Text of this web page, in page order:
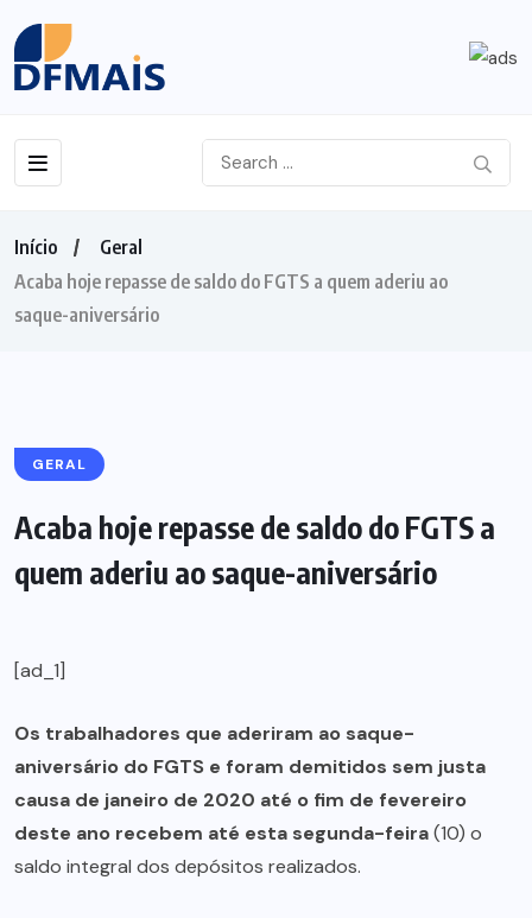
Início
Geral
Acaba hoje repasse de saldo do FGTS a quem aderiu ao
saque-aniversário
GERAL
Acaba hoje repasse de saldo do FGTS a
quem aderiu ao saque-aniversário
[ad_1]
Os trabalhadores que aderiram ao saque-
aniversário do FGTS e foram demitidos sem justa
causa de janeiro de 2020 até o fim de fevereiro
deste ano recebem até esta segunda-feira(10) o
saldo integral dos depósitos realizados.